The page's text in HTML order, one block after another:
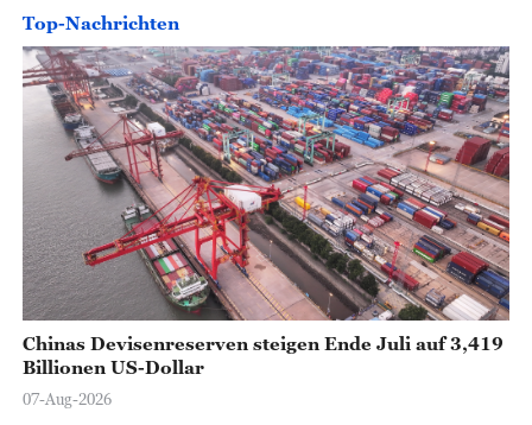
d
e
o
Top-Nachrichten
Chinas Devisenreserven steigen Ende Juli auf 3,419
Billionen US-Dollar
07-Aug-2026